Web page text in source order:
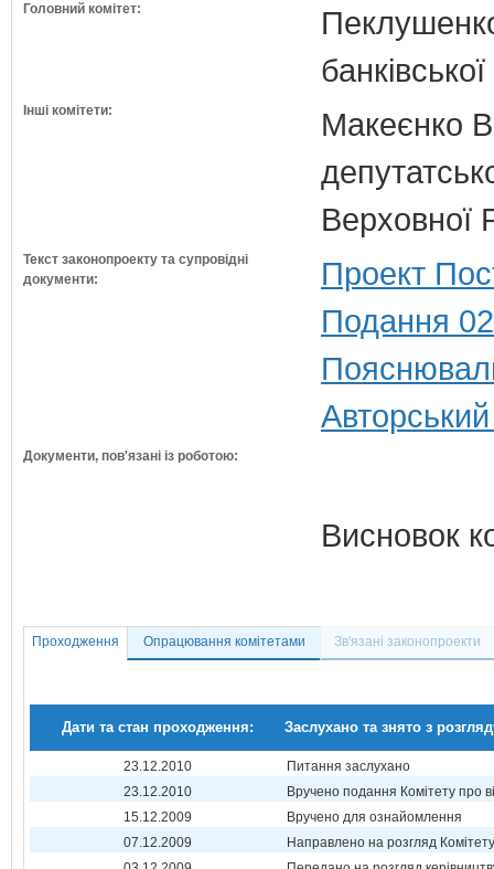
Головний комітет:
Інші комітети:
Макеєнко
Верховної
Текст законопроекту та супровідні
документи:
Проект
Подання
Документи, пов'язані із роботою:
Висновок
Проходження Опрацювання комітетами Зв'язані законопроекти
Дати та стан проходження: Заслухано та знято з
23.12.2010
Питання заслухано
23.12.2010
Вручено подання Комітету про
15.12.2009
Вручено для ознайомлення
07.12.2009
Направлено на розгляд Комітету